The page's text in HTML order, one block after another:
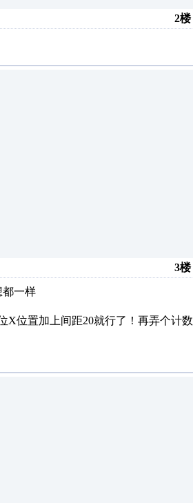
2楼
3楼
都一样
X位置加上间距20就行了！再弄个计数